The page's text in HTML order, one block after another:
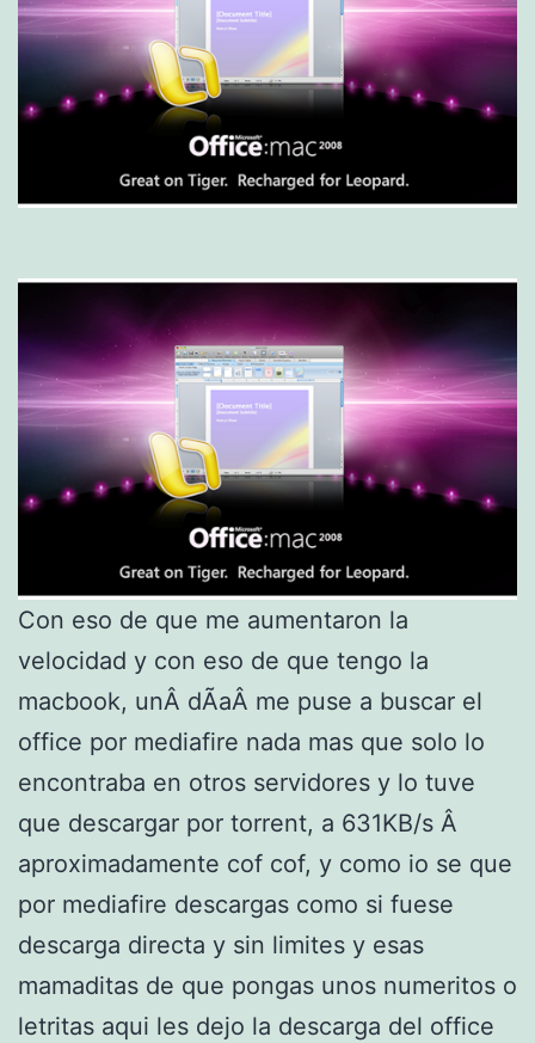
Con eso de que me aumentaron la
velocidad y con eso de que tengo la
macbook, unÂ dÃ­aÂ me puse a buscar el
office por mediafire nada mas que solo lo
encontraba en otros servidores y lo tuve
que descargar por torrent, a 631KB/s Â
aproximadamente cof cof, y como io se que
por mediafire descargas como si fuese
descarga directa y sin limites y esas
mamaditas de que pongas unos numeritos o
letritas aqui les dejo la descarga del office